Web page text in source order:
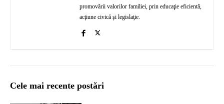
promovării valorilor familiei, prin educaţie eficientă,
acţiune civică şi legislaţie.
Cele mai recente postări